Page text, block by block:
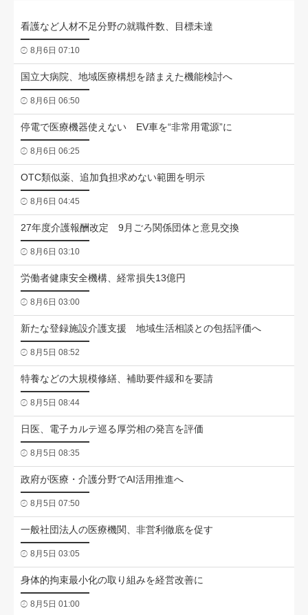
看護など人材不足分野の就職件数、目標未達
8月6日 07:10
国立大病院、地域医療構想を踏まえた機能検討へ
8月6日 06:50
停電で医療機器使えない EV車を“非常用電源”に
8月6日 06:25
OTC類似薬、追加負担求めない範囲を明示
8月6日 04:45
27年度介護報酬改定 9月ごろ関係団体と意見交換
8月6日 03:10
労働者健康安全機構、経常損失13億円
8月6日 03:00
新たな登録施設介護支援 地域生活相談との包括評価へ
8月5日 08:52
特養などの大規模修繕、補助要件緩和を要請
8月5日 08:44
日医、電子カルテ巡る厚労相の発言を評価
8月5日 08:35
政府が医療・介護分野でAI活用推進へ
8月5日 07:50
一般社団法人の医療機関、非営利徹底を促す
8月5日 03:05
身体的拘束最小化の取り組みを経営改善に
8月5日 01:00